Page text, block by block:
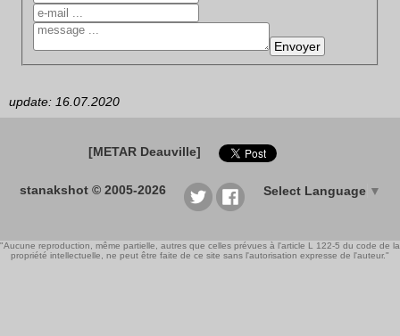
update: 16.07.2020
[METAR Deauville]
stanakshot © 2005-2026 Select Language ▼
"Aucune reproduction, même partielle, autres que celles prévues à l'article L 122-5 du code de la
propriété intellectuelle, ne peut être faite de ce site sans l'autorisation expresse de l'auteur."